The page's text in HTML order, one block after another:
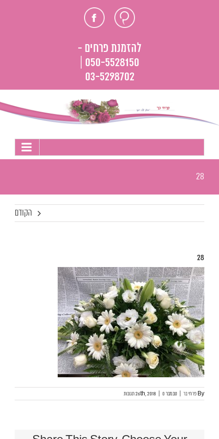
חוות פייסבוק
להזמנת פרחים -
050-5528150 |
03-5298702
28
הקודם
28
By פרחי בר נובמבר 26th, 20180 תגובות